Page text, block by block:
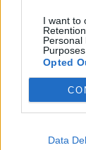
I want to
Personal
Opted
Data